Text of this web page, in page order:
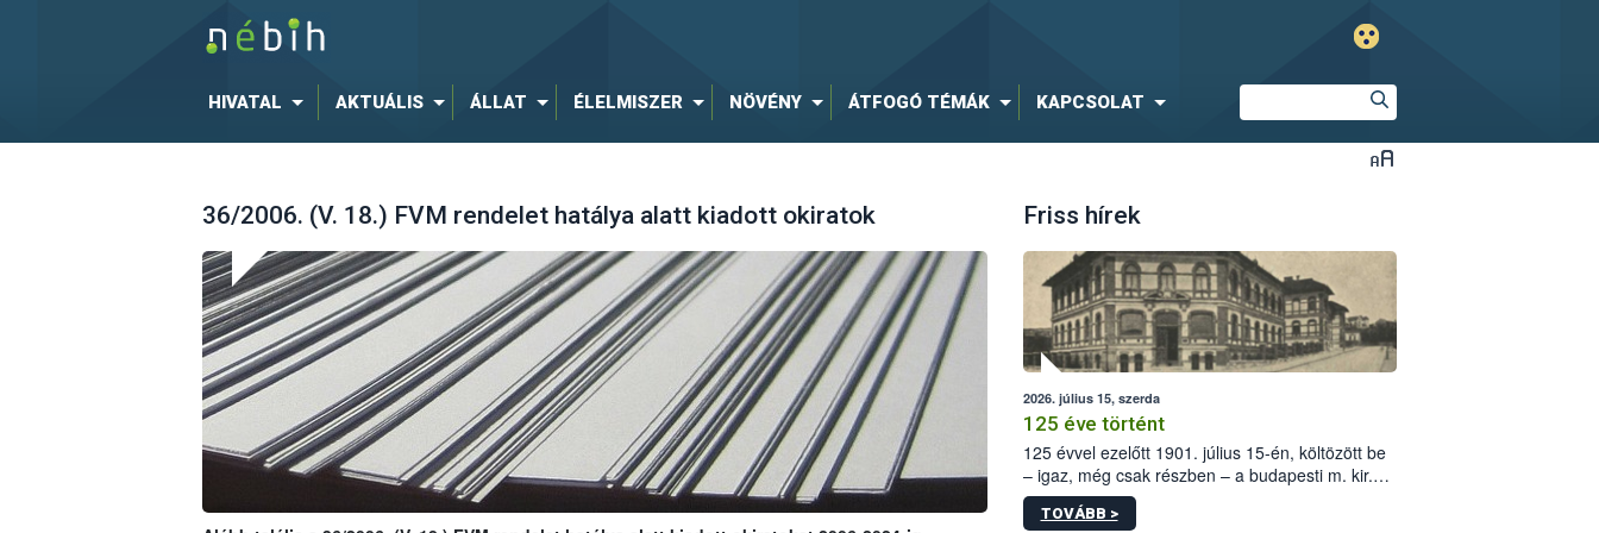
HIVATAL AKTUÁLIS ÁLLAT ÉLELMISZER NÖVÉNY ÁTFOGÓ TÉMÁK KAPCSOLAT
36/2006. (V. 18.) FVM rendelet hatálya alatt kiadott okiratok Friss hírek
2026. július 15, szerda
125 éve történt
125 évvel ezelőtt 1901. július 15-én, költözött be
– igaz, még csak részben – a budapesti m. kir.
állami vetőmagvizsgáló állomás a Kis Rókus utca
15. szám alatti, Czigler Győző által tervezett új
TOVÁBB >